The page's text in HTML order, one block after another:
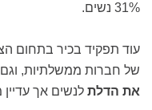
31% נשים.
עוד תפקיד בכיר בתחום
של חברות ממשלתיות,
את הדלת לנשים אך